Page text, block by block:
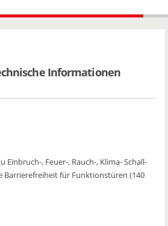
Informationen
Einbruch-, Feuer-, Rauch-, Klima- Schall-
Barrierefreiheit für Funktionstüren (140